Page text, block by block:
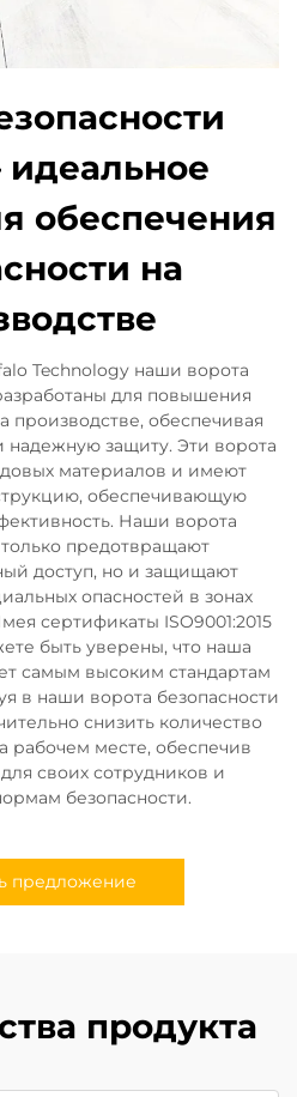
обеспечения
на
Technology наши ворота
для повышения
производстве, обеспечивая
защиту. Эти ворота
материалов и имеют
обеспечивающую
Наши ворота
предотвращают
доступ, но и защищают
опасностей в зонах
сертификаты ISO9001:2015
быть уверены, что наша
самым высоким стандартам
в наши ворота безопасности
снизить количество
рабочем месте, обеспечив
своих сотрудников и
безопасности.
предложение
продукта